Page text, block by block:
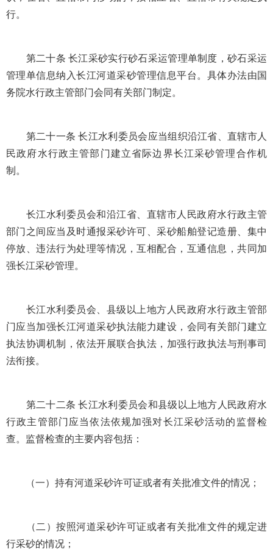
行。
第二十条 长江采砂实行砂石采运管理单制度，砂石采运
管理单信息纳入长江河道采砂管理信息平台。具体办法由国
务院水行政主管部门会同有关部门制定。
第二十一条 长江水利委员会应当组织沿江省、直辖市人
民政府水行政主管部门建立省际边界长江采砂管理合作机
制。
长江水利委员会和沿江省、直辖市人民政府水行政主管
部门之间应当及时通报采砂许可、采砂船舶登记造册、集中
停放、违法行为处理等情况，互相配合，互通信息，共同加
强长江采砂管理。
长江水利委员会、县级以上地方人民政府水行政主管部
门应当加强长江河道采砂执法能力建设，会同有关部门建立
执法协调机制，依法开展联合执法，加强行政执法与刑事司
法衔接。
第二十二条 长江水利委员会和县级以上地方人民政府水
行政主管部门应当依法依规加强对长江采砂活动的监督检
查。监督检查的主要内容包括：
（一）持有河道采砂许可证或者有关批准文件的情况；
（二）按照河道采砂许可证或者有关批准文件的规定进
行采砂的情况；